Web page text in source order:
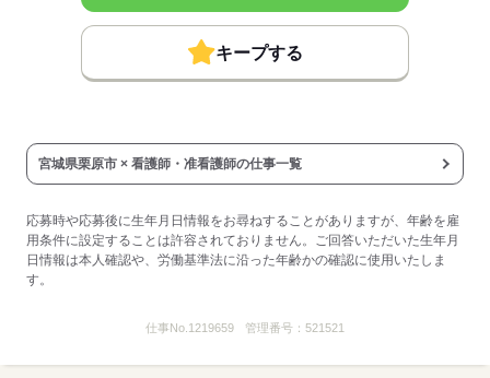
キープする
宮城県栗原市 × 看護師・准看護師の仕事一覧
応募時や応募後に生年月日情報をお尋ねすることがありますが、年齢を雇
用条件に設定することは許容されておりません。ご回答いただいた生年月
日情報は本人確認や、労働基準法に沿った年齢かの確認に使用いたしま
す。
仕事No. 1219659 管理番号： 521521